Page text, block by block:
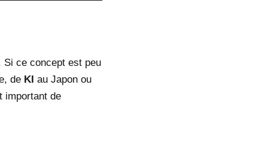
Si ce concept est peu
de KI au Japon ou
important de